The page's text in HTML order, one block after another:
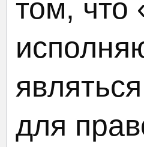
том, что
для